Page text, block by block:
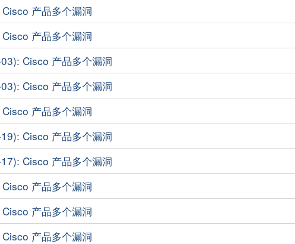
产品多个漏洞
产品多个漏洞
Cisco 产品多个漏洞
Cisco 产品多个漏洞
产品多个漏洞
Cisco 产品多个漏洞
Cisco 产品多个漏洞
产品多个漏洞
产品多个漏洞
产品多个漏洞